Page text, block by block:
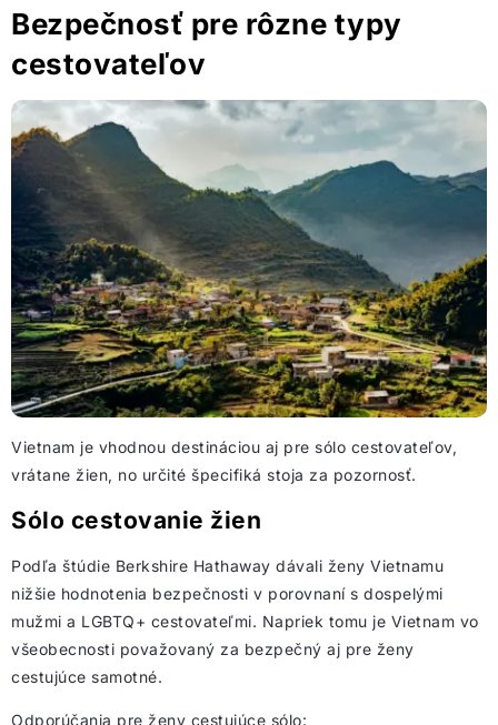
Bezpečnosť pre rôzne typy
cestovateľov
Vietnam je vhodnou destináciou aj pre sólo cestovateľov,
vrátane žien, no určité špecifiká stoja za pozornosť.
Sólo cestovanie žien
Podľa štúdie Berkshire Hathaway dávali ženy Vietnamu
nižšie hodnotenia bezpečnosti v porovnaní s dospelými
mužmi a LGBTQ+ cestovateľmi. Napriek tomu je Vietnam vo
všeobecnosti považovaný za bezpečný aj pre ženy
cestujúce samotné.
Odporúčania pre ženy cestujúce sólo: